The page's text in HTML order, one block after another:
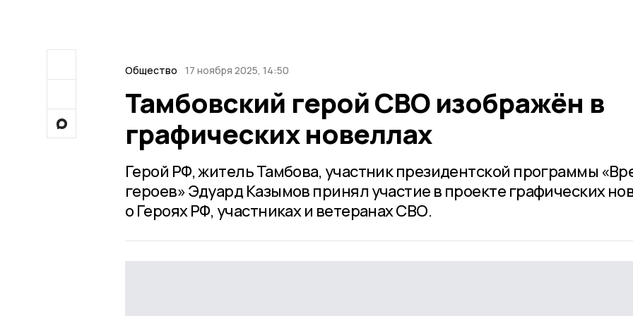
Общество 17 ноября 2025, 14:50
Тамбовский герой СВО изображён в
графических новеллах
Герой РФ, житель Тамбова, участник президентской программы
героев» Эдуард Казымов принял участие в проекте графических
о Героях РФ, участниках и ветеранах СВО.